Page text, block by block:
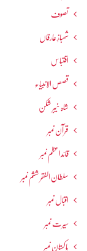
تصوف
شھبازِ عارفاں
اقتباس
قصص الانبیاء
شاہ خیبر شکن
قرآن نمبر
قائداعظم نمبر
سلطان الفقر ششم نمبر
اقبال نمبر
سیرت نمبر
پاکستان نمبر